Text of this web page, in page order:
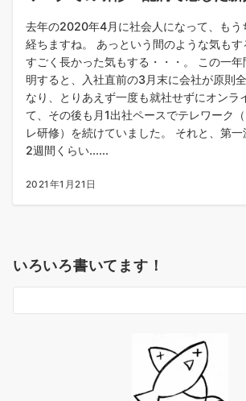
去年の2020年4月に社会人になって、もう
経ちますね。 あっという間のような気も
すごく長かった気もする・・・。 この一年
明すると、入社直前の3月末に会社が原則
なり、とりあえず一度も就社せずにオンラ
て、その後も月1出社ペースでテレワーク
レ研修）を続けていました。 それと、第
2週間くらい......
2021年1月21日
いろいろ書いてます！